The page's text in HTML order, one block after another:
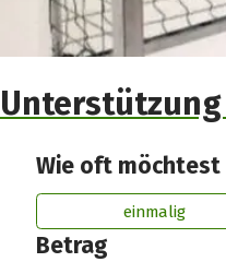
Unterstützung
Wie oft möchtest
einmalig
Betrag